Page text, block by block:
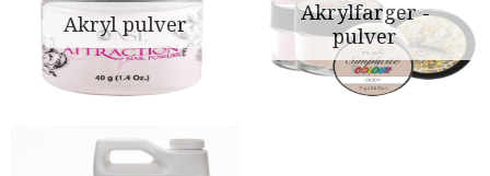
Akryl pulver
Akrylfarger -
pulver